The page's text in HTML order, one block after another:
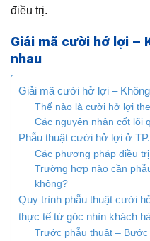
điều trị.
Giải mã cười hở lợi –
nhau
Giải mã cười hở lợi –
Thế nào là cười hở lợi
Các nguyên nhân cốt lõi
Phẫu thuật cười hở lợi ở
Các phương pháp điều
Trường hợp nào cần
không?
Quy trình phẫu thuật cười
thực tế từ góc nhìn khách
Trước phẫu thuật –